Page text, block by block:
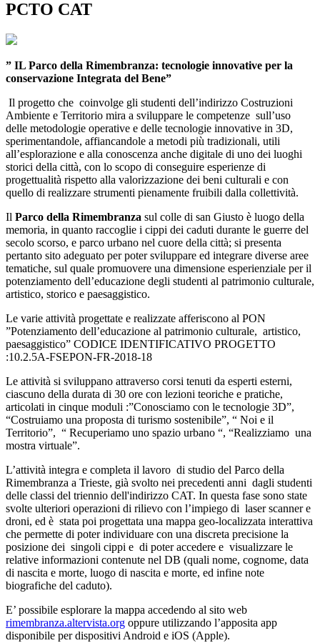
PCTO CAT
” IL Parco della Rimembranza: tecnologie innovative per la
conservazione Integrata del Bene”
Il progetto che coinvolge gli studenti dell’indirizzo Costruzioni
Ambiente e Territorio mira a sviluppare le competenze sull’uso
delle metodologie operative e delle tecnologie innovative in 3D,
sperimentandole, affiancandole a metodi più tradizionali, utili
all’esplorazione e alla conoscenza anche digitale di uno dei luoghi
storici della città, con lo scopo di conseguire esperienze di
progettualità rispetto alla valorizzazione dei beni culturali e con
quello di realizzare strumenti pienamente fruibili dalla collettività.
Il Parco della Rimembranza sul colle di san Giusto è luogo della
memoria, in quanto raccoglie i cippi dei caduti durante le guerre del
secolo scorso, e parco urbano nel cuore della città; si presenta
pertanto sito adeguato per poter sviluppare ed integrare diverse aree
tematiche, sul quale promuovere una dimensione esperienziale per il
potenziamento dell’educazione degli studenti al patrimonio culturale,
artistico, storico e paesaggistico.
Le varie attività progettate e realizzate afferiscono al PON
”Potenziamento dell’educazione al patrimonio culturale, artistico,
paesaggistico” CODICE IDENTIFICATIVO PROGETTO
:10.2.5A-FSEPON-FR-2018-18
Le attività si sviluppano attraverso corsi tenuti da esperti esterni,
ciascuno della durata di 30 ore con lezioni teoriche e pratiche,
articolati in cinque moduli :”Conosciamo con le tecnologie 3D”,
“Costruiamo una proposta di turismo sostenibile”, “ Noi e il
Territorio”, “ Recuperiamo uno spazio urbano “, “Realizziamo una
mostra virtuale”.
L’attività integra e completa il lavoro di studio del Parco della
Rimembranza a Trieste, già svolto nei precedenti anni dagli studenti
delle classi del triennio dell'indirizzo CAT. In questa fase sono state
svolte ulteriori operazioni di rilievo con l’impiego di laser scanner e
droni, ed è stata poi progettata una mappa geo-localizzata interattiva
che permette di poter individuare con una discreta precisione la
posizione dei singoli cippi e di poter accedere e visualizzare le
relative informazioni contenute nel DB (quali nome, cognome, data
di nascita e morte, luogo di nascita e morte, ed infine note
biografiche del caduto).
E’ possibile esplorare la mappa accedendo al sito web
rimembranza.altervista.org oppure utilizzando l’apposita app
disponibile per dispositivi Android e iOS (Apple).